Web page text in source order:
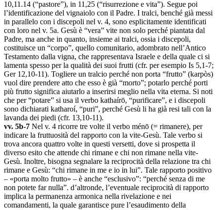
10,11.14 (“pastore”), in 11,25 (“risurrezione e vita”). Segue poi
l’identificazione del vignaiolo con il Padre. I tralci, benché già messi
in parallelo con i discepoli nel v. 4, sono esplicitamente identificati
con loro nel v. 5a. Gesù è “vera” vite non solo perché piantata dal
Padre, ma anche in quanto, insieme ai tralci, ossia i discepoli,
costituisce un “corpo”, quello comunitario, adombrato nell’Antico
Testamento dalla vigna, che rappresentava Israele e della quale ci si
lamenta spesso per la qualità dei suoi frutti (cfr. per esempio Is 5,1-7;
Ger 12,10-11). Togliere un tralcio perché non porta “frutto” (karpòs)
vuol dire prendere atto che esso è già “morto”; potarlo perché porti
più frutto significa aiutarlo a inserirsi meglio nella vita eterna. Si noti
che per “potare” si usa il verbo kathaírō, “purificare”, e i discepoli
sono dichiarati katharoí, “puri”, perché Gesù li ha già resi tali con la
lavanda dei piedi (cfr. 13,10-11).
vv. 5b-7 Nel v. 4 ricorre tre volte il verbo ménō (= rimanere), per
indicare la fruttuosità del rapporto con la vite-Gesù. Tale verbo si
trova ancora quattro volte in questi versetti, dove si prospetta il
diverso esito che attende chi rimane e chi non rimane nella vite-
Gesù. Inoltre, bisogna segnalare la reciprocità della relazione tra chi
rimane e Gesù: “chi rimane in me e io in lui”. Tale rapporto positivo
– «porta molto frutto» – è anche “esclusivo”: “perché senza di me
non potete far nulla”. d’altronde, l’eventuale reciprocità di rapporto
implica la permanenza armonica nella rivelazione e nei
comandamenti, la quale garantisce pure l’esaudimento della